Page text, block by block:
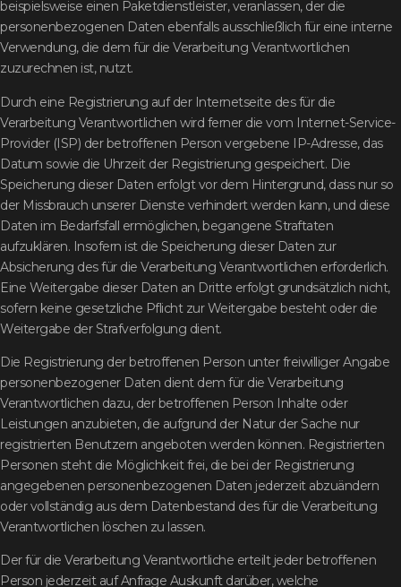
beispielsweise einen Paketdienstleister, veranlassen, der die
personenbezogenen Daten ebenfalls ausschließlich für eine interne
Verwendung, die dem für die Verarbeitung Verantwortlichen
zuzurechnen ist, nutzt.
Durch eine Registrierung auf der Internetseite des für die
Verarbeitung Verantwortlichen wird ferner die vom Internet-Service-
Provider (ISP) der betroffenen Person vergebene IP-Adresse, das
Datum sowie die Uhrzeit der Registrierung gespeichert. Die
Speicherung dieser Daten erfolgt vor dem Hintergrund, dass nur so
der Missbrauch unserer Dienste verhindert werden kann, und diese
Daten im Bedarfsfall ermöglichen, begangene Straftaten
aufzuklären. Insofern ist die Speicherung dieser Daten zur
Absicherung des für die Verarbeitung Verantwortlichen erforderlich.
Eine Weitergabe dieser Daten an Dritte erfolgt grundsätzlich nicht,
sofern keine gesetzliche Pflicht zur Weitergabe besteht oder die
Weitergabe der Strafverfolgung dient.
Die Registrierung der betroffenen Person unter freiwilliger Angabe
personenbezogener Daten dient dem für die Verarbeitung
Verantwortlichen dazu, der betroffenen Person Inhalte oder
Leistungen anzubieten, die aufgrund der Natur der Sache nur
registrierten Benutzern angeboten werden können. Registrierten
Personen steht die Möglichkeit frei, die bei der Registrierung
angegebenen personenbezogenen Daten jederzeit abzuändern
oder vollständig aus dem Datenbestand des für die Verarbeitung
Verantwortlichen löschen zu lassen.
Der für die Verarbeitung Verantwortliche erteilt jeder betroffenen
Person jederzeit auf Anfrage Auskunft darüber, welche